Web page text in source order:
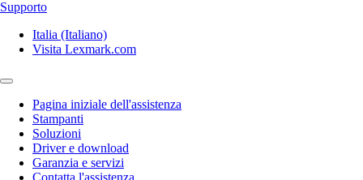
Supporto
Italia (Italiano)
Visita Lexmark.com
Pagina iniziale dell'assistenza
Stampanti
Soluzioni
Driver e download
Garanzia e servizi
Contatta l'assistenza